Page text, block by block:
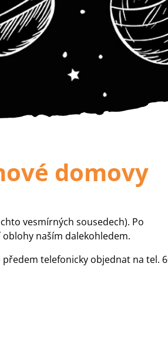
domovy
vesmírných sousedech). Po
naším dalekohledem.
telefonicky objednat na tel.